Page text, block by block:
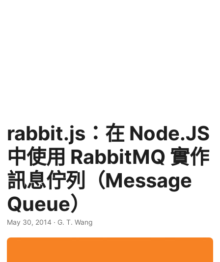
rabbit.js：在 Node.JS
中使用 RabbitMQ 實作
訊息佇列（Message
Queue）
May 30, 2014 · G. T. Wang